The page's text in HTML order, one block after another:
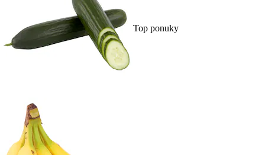
Top ponuky